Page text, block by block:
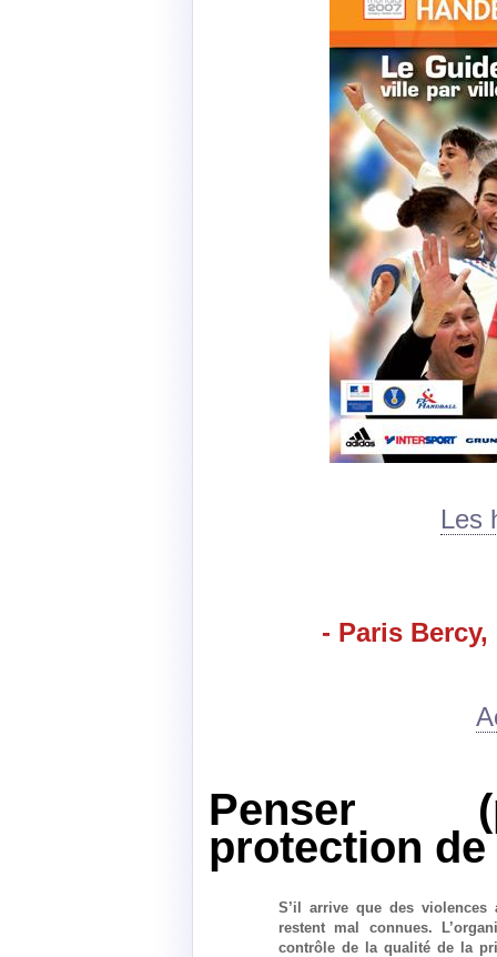
Les
- Paris
Penser
protection
S’il arrive que des violences
restent mal connues.
contrôle de la qualité de la